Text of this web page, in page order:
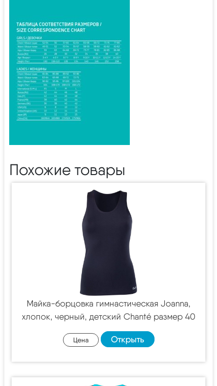
Похожие товары
Майка-борцовка гимнастическая Joanna,
хлопок, черный, детский Chanté размер 40
Цена Открыть